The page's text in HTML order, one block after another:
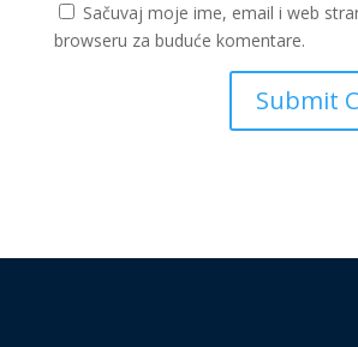
Sačuvaj moje ime, email i web
browseru za buduće komentare.